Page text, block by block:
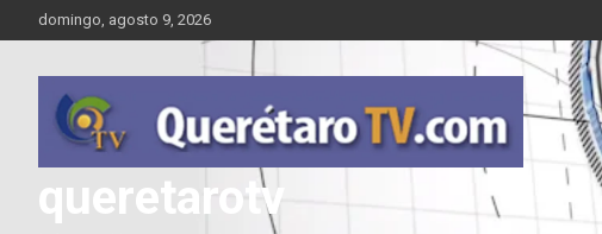
al
domingo, agosto 9, 2026
queretarotv